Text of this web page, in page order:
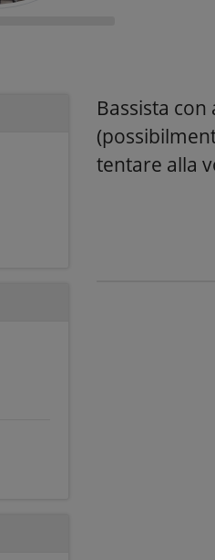
Bassista
tentare alla